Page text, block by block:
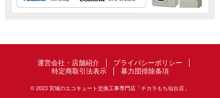
運営会社・店舗紹介
プライバシーポリシー
特定商取引法表示
暴力団排除条項
© 2023 宮城のエコキュート交換工事専門店「チカラもち仙台店」